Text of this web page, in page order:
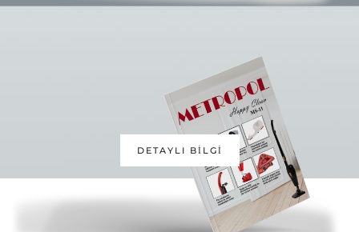
DETAYLI BİLGİ